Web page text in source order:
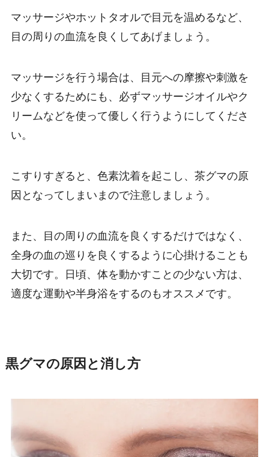
マッサージやホットタオルで目元を温めるなど、
目の周りの血流を良くしてあげましょう。
マッサージを行う場合は、目元への摩擦や刺激を
少なくするためにも、必ずマッサージオイルやク
リームなどを使って優しく行うようにしてくださ
い。
こすりすぎると、色素沈着を起こし、茶グマの原
因となってしまいまので注意しましょう。
また、目の周りの血流を良くするだけではなく、
全身の血の巡りを良くするように心掛けることも
大切です。日頃、体を動かすことの少ない方は、
適度な運動や半身浴をするのもオススメです。
黒グマの原因と消し方